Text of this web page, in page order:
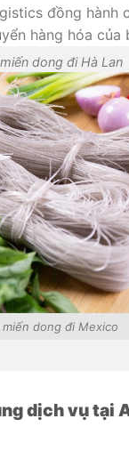
đồng hành
hàng hóa của
dong đi Hà Lan
miến dong đi Mexico
dịch vụ tại